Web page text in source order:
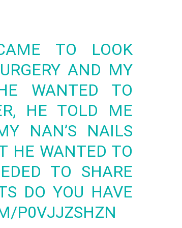
TO LOOK
AND MY
WANTED TO
HE TOLD ME
NAN’S NAILS
HE WANTED TO
TO SHARE
DO YOU HAVE
P0VJJZSHZN